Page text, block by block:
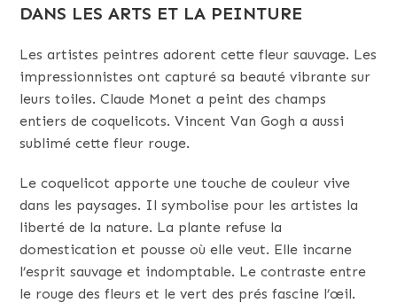
DANS LES ARTS ET LA PEINTURE
Les artistes peintres adorent cette fleur sauvage. Les
impressionnistes ont capturé sa beauté vibrante sur
leurs toiles. Claude Monet a peint des champs
entiers de coquelicots. Vincent Van Gogh a aussi
sublimé cette fleur rouge.
Le coquelicot apporte une touche de couleur vive
dans les paysages. Il symbolise pour les artistes la
liberté de la nature. La plante refuse la
domestication et pousse où elle veut. Elle incarne
l’esprit sauvage et indomptable. Le contraste entre
le rouge des fleurs et le vert des prés fascine l’œil.